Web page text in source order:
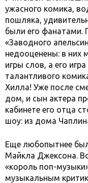
ужасного комика,
пошляка,
были его фанатами.
«Заводного
недооценены: в них
игры слов, а его
талантливого
Хилла! Уже после
дом, и сын актера
кабинете его отца
шоу: из дома
Еще любопытнее
Майкла Джексона.
«король поп-
музыкальным